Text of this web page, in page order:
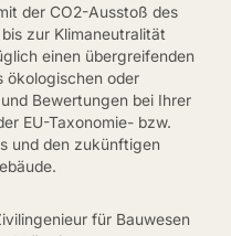
der CO2-Ausstoß des
zur Klimaneutralität
einen übergreifenden
ökologischen oder
Bewertungen bei Ihrer
EU-Taxonomie- bzw.
und den zukünftigen
für Bauwesen